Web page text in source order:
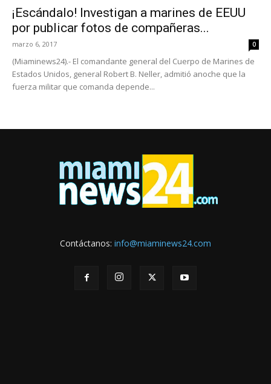
¡Escándalo! Investigan a marines de EEUU
por publicar fotos de compañeras...
marzo 6, 2017 0
(Miaminews24).- El comandante general del Cuerpo de Marines de
Estados Unidos, general Robert B. Neller, admitió anoche que la
fuerza militar que comanda depende...
Contáctanos: info@miaminews24.com